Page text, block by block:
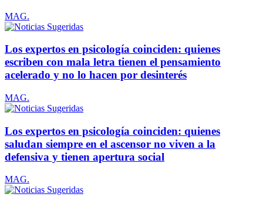
MAG.
Los expertos en psicología coinciden: quienes
escriben con mala letra tienen el pensamiento
acelerado y no lo hacen por desinterés
MAG.
Los expertos en psicología coinciden: quienes
saludan siempre en el ascensor no viven a la
defensiva y tienen apertura social
MAG.